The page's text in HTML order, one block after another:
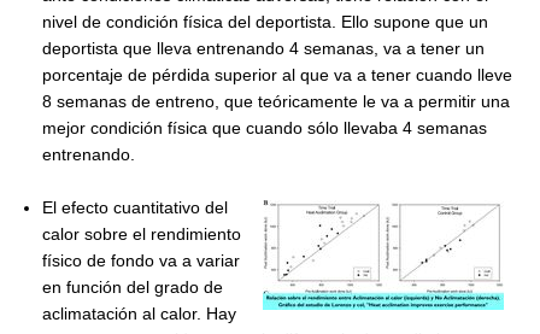
nivel de condición física del deportista. Ello supone que un
deportista que lleva entrenando 4 semanas, va a tener un
porcentaje de pérdida superior al que va a tener cuando lleve
8 semanas de entreno, que teóricamente le va a permitir una
mejor condición física que cuando sólo llevaba 4 semanas
entrenando.
El efecto cuantitativo del
calor sobre el rendimiento
físico de fondo va a variar
en función del grado de
aclimatación al calor. Hay